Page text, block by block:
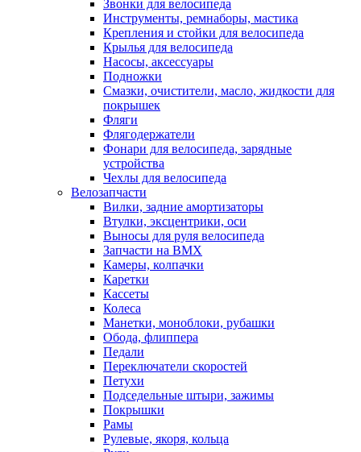
Звонки для велосипеда
Инструменты, ремнаборы, мастика
Крепления и стойки для велосипеда
Крылья для велосипеда
Насосы, аксессуары
Подножки
Смазки, очистители, масло, жидкости для
покрышек
Фляги
Флягодержатели
Фонари для велосипеда, зарядные
устройства
Чехлы для велосипеда
Велозапчасти
Вилки, задние амортизаторы
Втулки, эксцентрики, оси
Выносы для руля велосипеда
Запчасти на BMX
Камеры, колпачки
Каретки
Кассеты
Колеса
Манетки, моноблоки, рубашки
Обода, флиппера
Педали
Переключатели скоростей
Петухи
Подседельные штыри, зажимы
Покрышки
Рамы
Рулевые, якоря, кольца